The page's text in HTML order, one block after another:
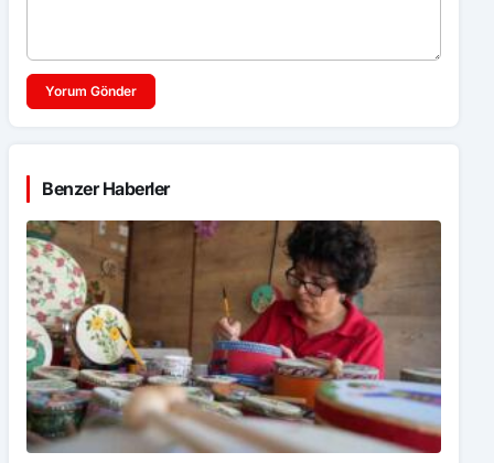
Yorum Gönder
Benzer Haberler